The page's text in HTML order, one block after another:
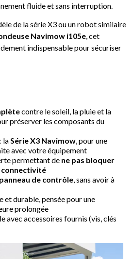
fluide et sans interruption.
de la série X3 ou un robot similaire
Navimow i105e, cet
indispensable pour sécuriser
contre le soleil, la pluie et la
préserver les composants du
laSérie X3 Navimow, pour une
avec votre équipement
permettant de ne pas bloquer
connectivité
de contrôle, sans avoir à
et durable, pensée pour une
prolongée
avec accessoires fournis (vis, clés